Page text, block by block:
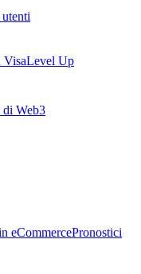
VisaLevel Up
di Web3
eCommercePronostici